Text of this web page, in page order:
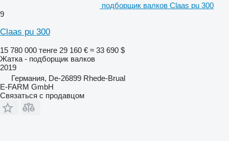
подборщик валков Claas pu 300
9
Claas pu 300
15 780 000 тенге 29 160 € ≈ 33 690 $
Жатка - подборщик валков
2019
Германия, De-26899 Rhede-Brual
E-FARM GmbH
Связаться с продавцом